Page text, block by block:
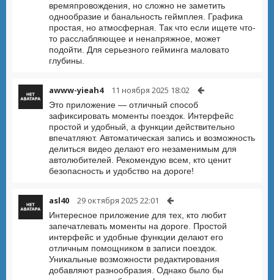
времяпровождения, но сложно не заметить
однообразие и банальность геймплея. Графика
простая, но атмосферная. Так что если ищете что-
то расслабляющее и ненапряжное, может
подойти. Для серьезного гейминга маловато
глубины.
awww-yieah4 11 ноября 2025 18:02
Это приложение — отличный способ
зафиксировать моменты поездок. Интерфейс
простой и удобный, а функции действительно
впечатляют. Автоматическая запись и возможность
делиться видео делают его незаменимым для
автолюбителей. Рекомендую всем, кто ценит
безопасность и удобство на дороге!
asl40 29 октября 2025 22:01
Интересное приложение для тех, кто любит
запечатлевать моменты на дороге. Простой
интерфейс и удобные функции делают его
отличным помощником в записи поездок.
Уникальные возможности редактирования
добавляют разнообразия. Однако было бы